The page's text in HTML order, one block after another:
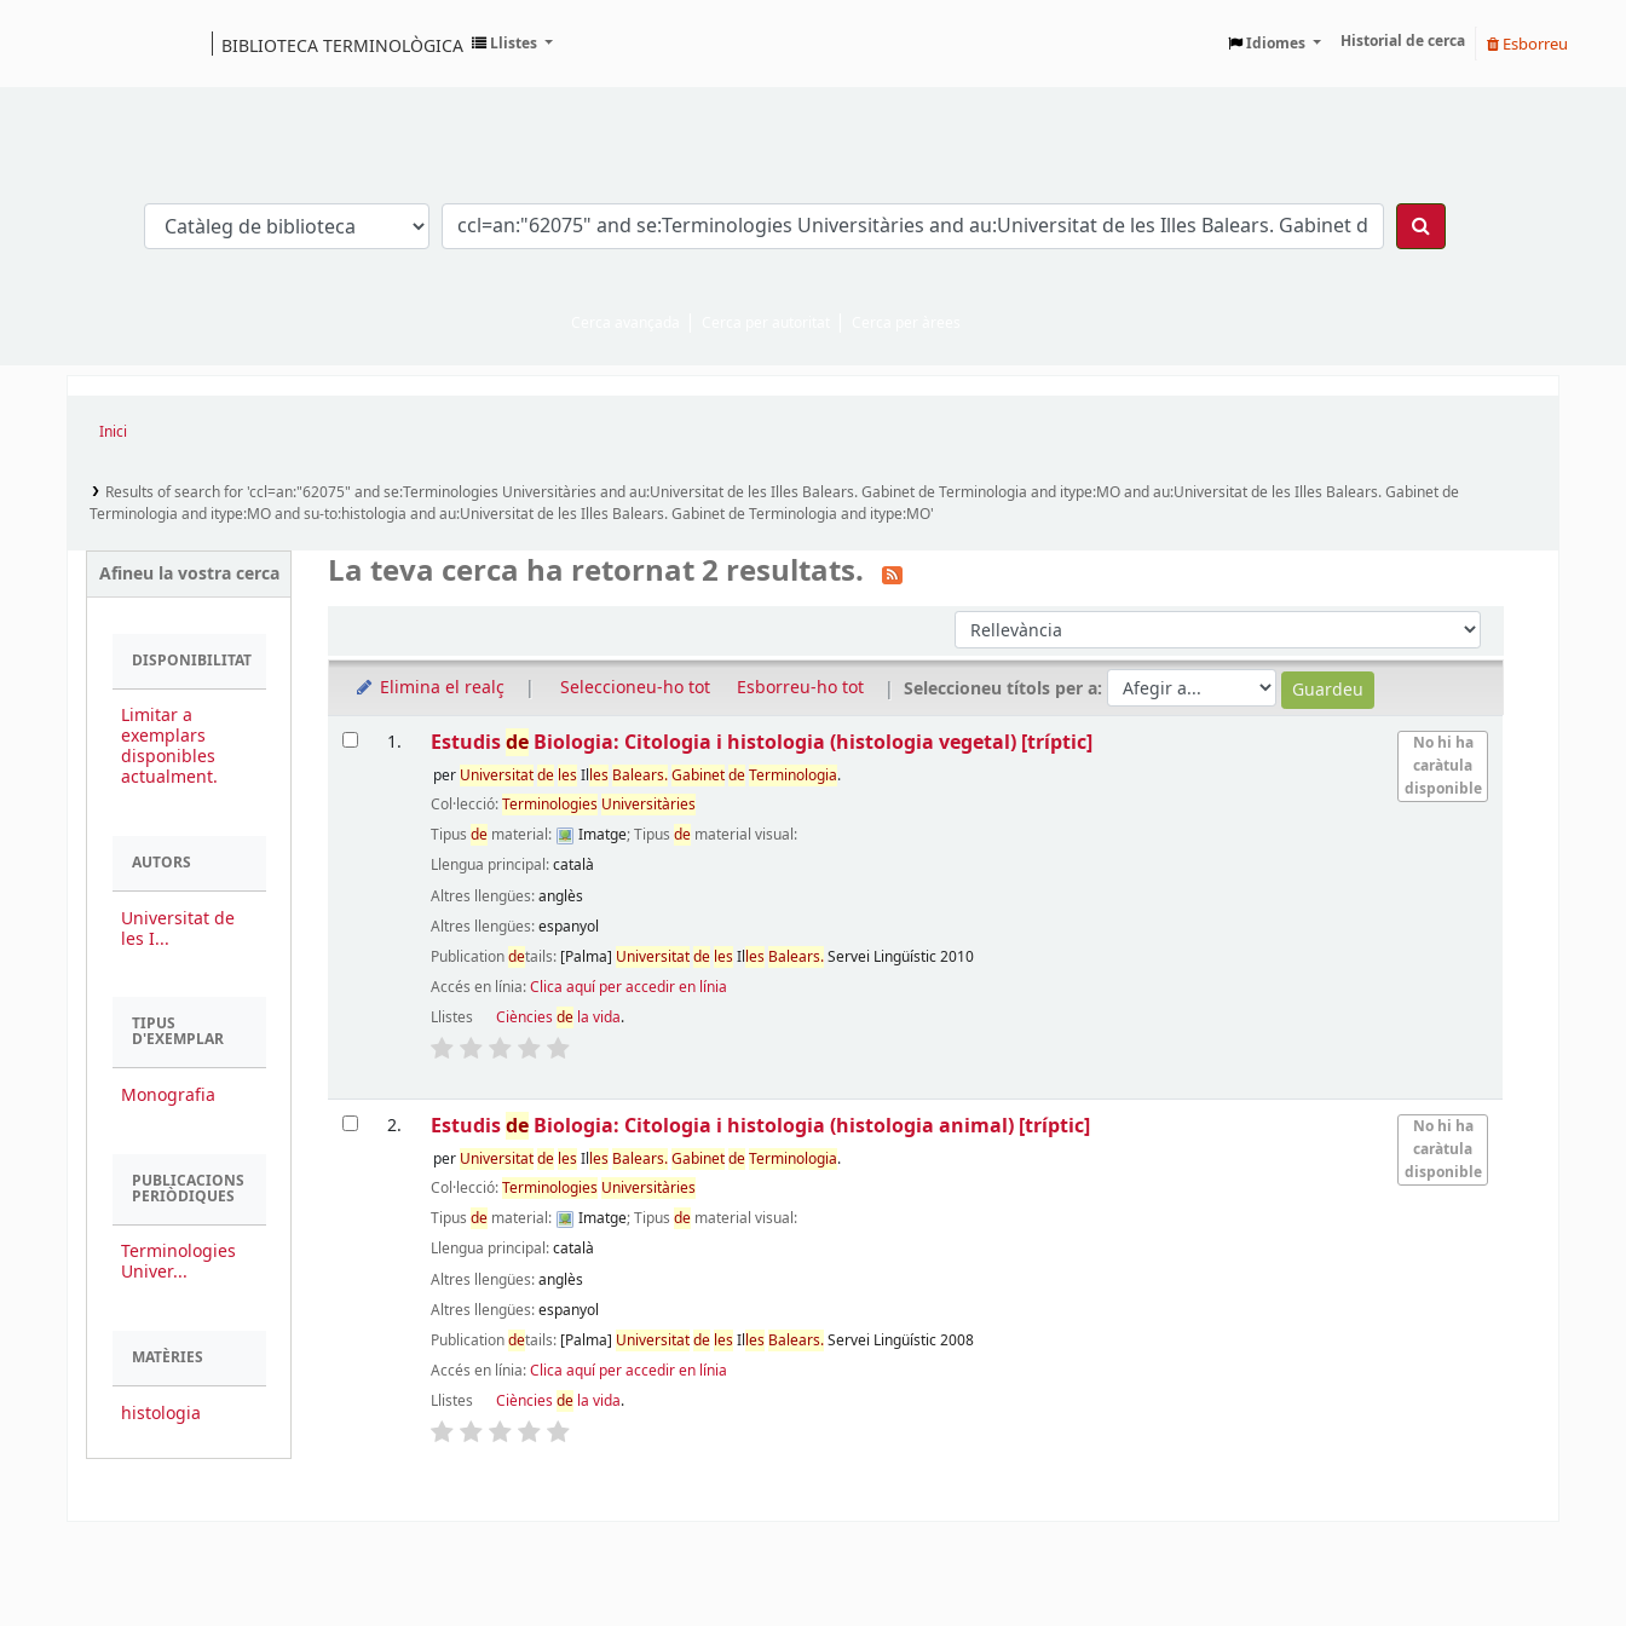
BIBLIOTECA TERMINOLÒGICA Llistes Idiomes Historial de cerca Esborreu
Inici
Results of search for 'ccl=an:"62075" and se:Terminologies Universitàries and au:Universitat de les Illes Balears. Gabinet de Terminologia and itype:MO and au:Universitat de les Illes Balears. Gabinet de
Terminologia and itype:MO and su-to:histologia and au:Universitat de les Illes Balears. Gabinet de Terminologia and itype:MO'
Afineu la vostra cerca
DISPONIBILITAT
Limitar a
exemplars
disponibles
actualment.
AUTORS
Universitat de
les I...
TIPUS
D'EXEMPLAR
Monografia
PUBLICACIONS
PERIÒDIQUES
Terminologies
Univer...
MATÈRIES
histologia
La teva cerca ha retornat 2 resultats.
Ordeneu per:
Elimina el realç Seleccioneu-ho tot Esborreu-ho tot Seleccioneu títols per a:
Resultats
1.
No hi ha
caràtula
disponible
Estudisde Biologia: Citologia i histologia (histologia vegetal) [tríptic]
per Universitatde lesIlles Balears.GabinetdeTerminologia.
Col·lecció:Terminologies Universitàries
Tipusde material: Imatge; Tipusde material visual:
Llengua principal:català
Altres llengües:anglès
Altres llengües:espanyol
Publicationdetails: [Palma] Universitatde lesIlles Balears.Servei Lingüístic2010
Accés en línia:Clica aquí per accedir en línia
Llistes
Ciènciesde la vida.
2.
No hi ha
caràtula
disponible
Estudisde Biologia: Citologia i histologia (histologia animal) [tríptic]
per Universitatde lesIlles Balears.GabinetdeTerminologia.
Col·lecció:Terminologies Universitàries
Tipusde material: Imatge; Tipusde material visual:
Llengua principal:català
Altres llengües:anglès
Altres llengües:espanyol
Publicationdetails: [Palma] Universitatde lesIlles Balears.Servei Lingüístic2008
Accés en línia:Clica aquí per accedir en línia
Llistes
Ciènciesde la vida.